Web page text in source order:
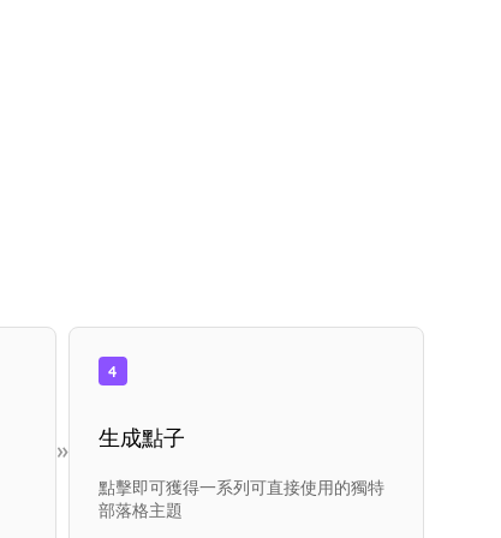
»
4
生成點子
點擊即可獲得一系列可直接使用的獨特
部落格主題